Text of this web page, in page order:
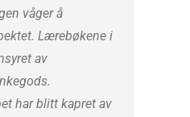
våger å
Lærebøkene i
av
har blitt kapret av